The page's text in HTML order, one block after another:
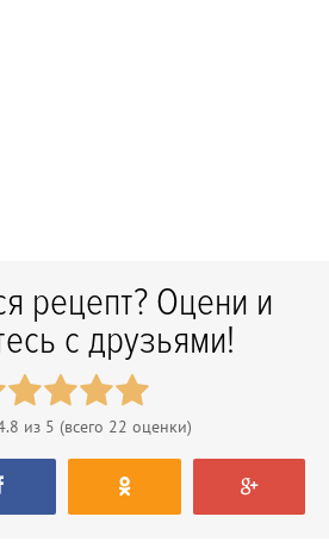
рецепт? Оцени и
с друзьями!
из 5 (всего 22 оценки)